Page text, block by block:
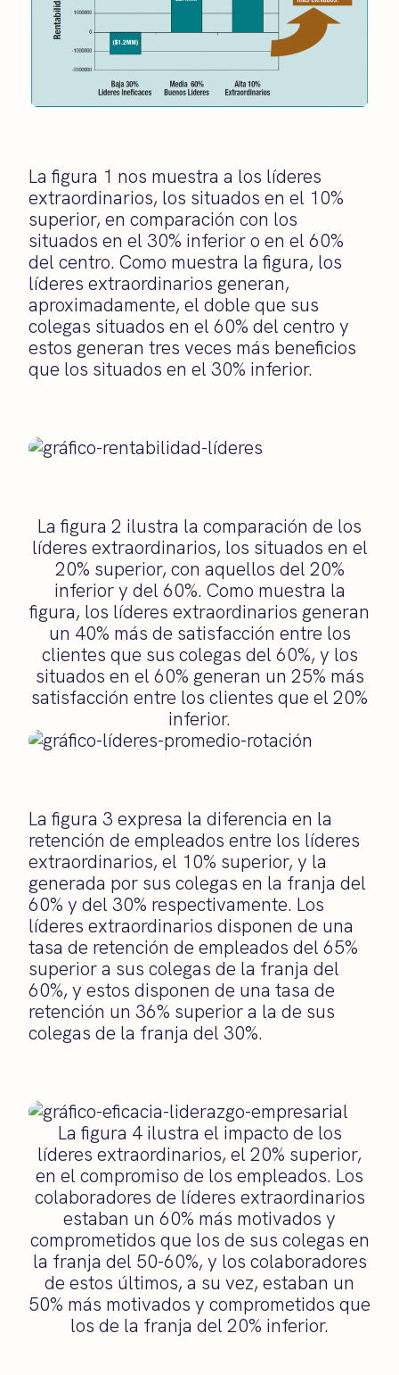
La figura 1 nos muestra a los líderes
extraordinarios, los situados en el 10%
superior, en comparación con los
situados en el 30% inferior o en el 60%
del centro. Como muestra la figura, los
líderes extraordinarios generan,
aproximadamente, el doble que sus
colegas situados en el 60% del centro y
estos generan tres veces más beneficios
que los situados en el 30% inferior.
La figura 2 ilustra la comparación de los
líderes extraordinarios, los situados en el
20% superior, con aquellos del 20%
inferior y del 60%. Como muestra la
figura, los líderes extraordinarios generan
un 40% más de satisfacción entre los
clientes que sus colegas del 60%, y los
situados en el 60% generan un 25% más
satisfacción entre los clientes que el 20%
inferior.
La figura 3 expresa la diferencia en la
retención de empleados entre los líderes
extraordinarios, el 10% superior, y la
generada por sus colegas en la franja del
60% y del 30% respectivamente. Los
líderes extraordinarios disponen de una
tasa de retención de empleados del 65%
superior a sus colegas de la franja del
60%, y estos disponen de una tasa de
retención un 36% superior a la de sus
colegas de la franja del 30%.
La figura 4 ilustra el impacto de los
líderes extraordinarios, el 20% superior,
en el compromiso de los empleados. Los
colaboradores de líderes extraordinarios
estaban un 60% más motivados y
comprometidos que los de sus colegas en
la franja del 50-60%, y los colaboradores
de estos últimos, a su vez, estaban un
50% más motivados y comprometidos que
los de la franja del 20% inferior.